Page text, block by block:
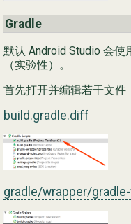
Gradle
默认 Android Studio 会使
（实验性）。
首先打开并编辑若干文件
build.gradle.diff
gradle/wrapper/